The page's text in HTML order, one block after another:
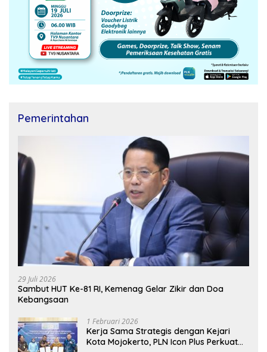
Pemerintahan
29 Juli 2026
Sambut HUT Ke-81 RI, Kemenag Gelar Zikir dan Doa
Kebangsaan
1 Februari 2026
Kerja Sama Strategis dengan Kejari
Kota Mojokerto, PLN Icon Plus Perkuat